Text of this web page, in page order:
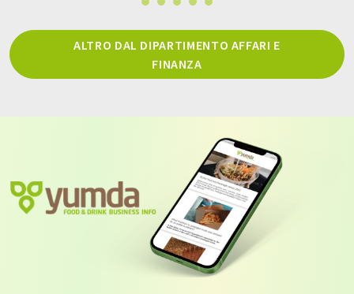
ALTRO DAL DIPARTIMENTO AFFARI E
FINANZA